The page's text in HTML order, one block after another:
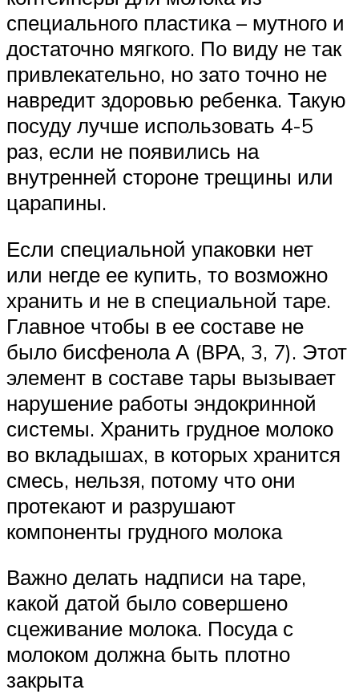
специального пластика – мутного и
достаточно мягкого. По виду не так
привлекательно, но зато точно не
навредит здоровью ребенка. Такую
посуду лучше использовать 4-5
раз, если не появились на
внутренней стороне трещины или
царапины.
Если специальной упаковки нет
или негде ее купить, то возможно
хранить и не в специальной таре.
Главное чтобы в ее составе не
было бисфенола А (ВРА, 3, 7). Этот
элемент в составе тары вызывает
нарушение работы эндокринной
системы. Хранить грудное молоко
во вкладышах, в которых хранится
смесь, нельзя, потому что они
протекают и разрушают
компоненты грудного молока
Важно делать надписи на таре,
какой датой было совершено
сцеживание молока. Посуда с
молоком должна быть плотно
закрыта